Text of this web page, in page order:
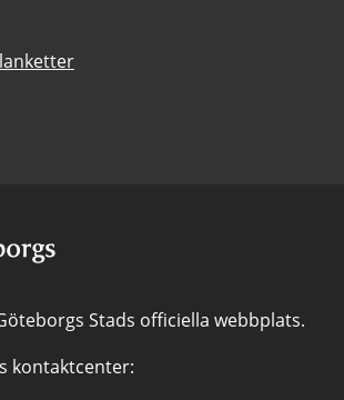
Stads officiella webbplats.
kontaktcenter: